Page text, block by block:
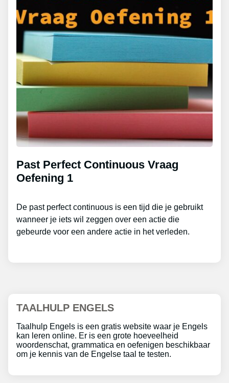
Past Perfect Continuous Vraag
Oefening 1
De past perfect continuous is een tijd die je gebruikt
wanneer je iets wil zeggen over een actie die
gebeurde voor een andere actie in het verleden.
TAALHULP ENGELS
Taalhulp Engels is een gratis website waar je Engels
kan leren online. Er is een grote hoeveelheid
woordenschat, grammatica en oefenigen beschikbaar
om je kennis van de Engelse taal te testen.